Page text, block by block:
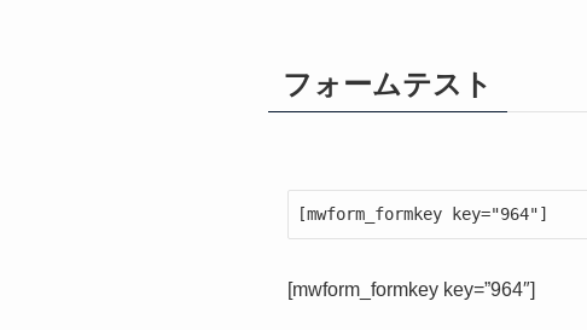
フォームテスト
[mwform_formkey key="964"]
[mwform_formkey key=”964″]